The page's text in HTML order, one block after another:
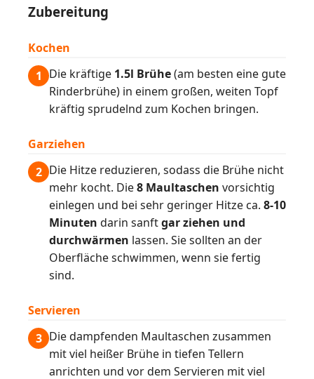
Zubereitung
Kochen
1 Die kräftige 1.5l Brühe(am besten eine gute
Rinderbrühe) in einem großen, weiten Topf
kräftig sprudelnd zum Kochen bringen.
Garziehen
2 Die Hitze reduzieren, sodass die Brühe nicht
mehr kocht. Die8 Maultaschen vorsichtig
einlegen und bei sehr geringer Hitze ca. 8-10
Minuten darin sanftgar ziehen und
durchwärmen lassen. Sie sollten an der
Oberfläche schwimmen, wenn sie fertig
sind.
Servieren
3 Die dampfenden Maultaschen zusammen
mit viel heißer Brühe in tiefen Tellern
anrichten und vor dem Servieren mit viel